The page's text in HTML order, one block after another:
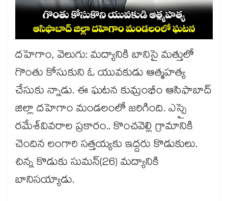
దహెగాం, వెలుగు: మద్యానికి బానిసై మత్తులో
గొంతు కోసుకుని ఓ యువకుడు ఆత్మహత్య
చేసుకు న్నాడు. ఈ ఘటన కుమ్రంభీం ఆసిఫాబాద్
​జిల్లా దహెగాం మండలంలో జరిగింది. ఎస్సై
రమేశ్​వివరాల ప్రకారం.. కొంచవెల్లి గ్రామానికి
చెందిన లంగారి సత్తయ్యకు ఇద్దరు కొడుకులు.
చిన్న కొడుకు సుమన్(26) మద్యానికి
బానిసయ్యాడు.